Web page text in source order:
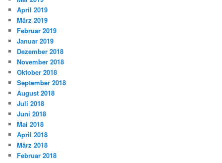
April 2019
März 2019
Februar 2019
Januar 2019
Dezember 2018
November 2018
Oktober 2018
September 2018
August 2018
Juli 2018
Juni 2018
Mai 2018
April 2018
März 2018
Februar 2018